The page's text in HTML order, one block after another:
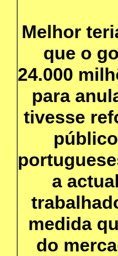
Melhor
que o
24.000
para
tivesse
a
medida
do